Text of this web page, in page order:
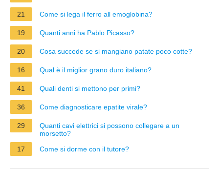
21 Come si lega il ferro all emoglobina?
19 Quanti anni ha Pablo Picasso?
20 Cosa succede se si mangiano patate poco cotte?
16 Qual è il miglior grano duro italiano?
41 Quali denti si mettono per primi?
36 Come diagnosticare epatite virale?
29
Quanti cavi elettrici si possono collegare a un
morsetto?
17
Come si dorme con il tutore?